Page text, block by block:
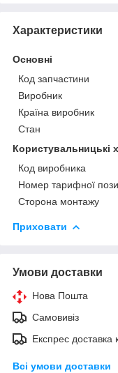
Характеристики
Основні
Код запчастини
Виробник
Країна виробник
Стан
Користувальницькі
Код виробника
Номер тарифної
Сторона монтажу
Приховати
Умови доставки
Нова Пошта
Самовивіз
Експрес доставка
Всі умови доставки